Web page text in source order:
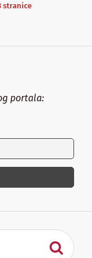
stranice
portala: